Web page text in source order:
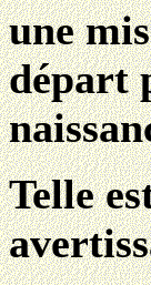
une
départ
Telle